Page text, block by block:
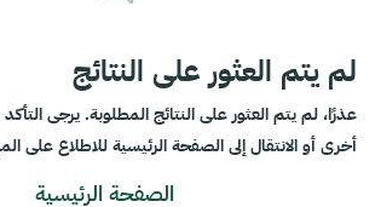
لم يتم العثور على النتائج
عذرًا، لم يتم العثور على النتائج المطلوبة. يرجى
أخرى أو الانتقال إلى الصفحة الرئيسية للاطلاع على
الصفحة الرئيسية